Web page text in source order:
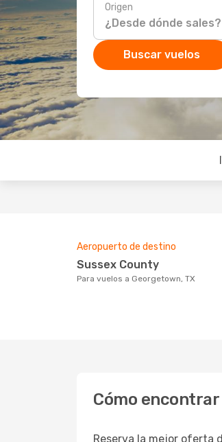
Origen
Buscar vuelos
Aeropuerto de destino
Sussex County
Para vuelos a Georgetown, TX
Cómo
Reserva la mejor oferta